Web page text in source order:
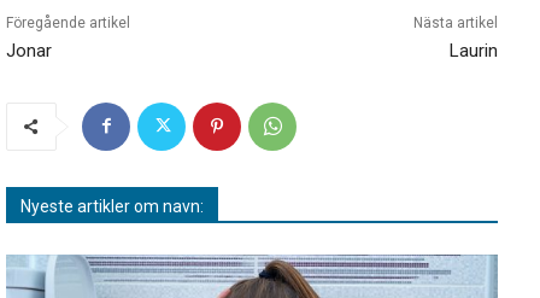
Föregående artikel
Jonar
Nästa artikel
Laurin
Nyeste artikler om navn: